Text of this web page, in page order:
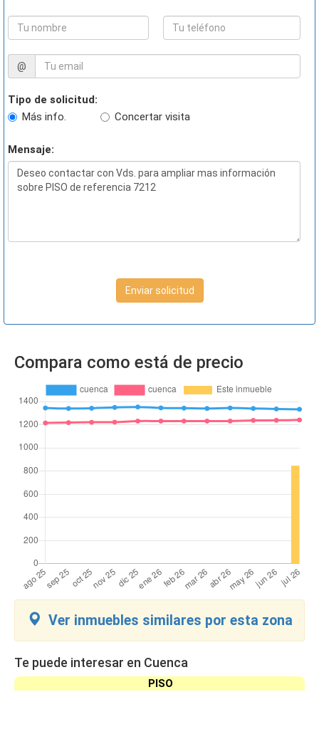
@
Tipo de solicitud:
Más info.
Concertar visita
Mensaje:
Enviar solicitud
Compara como está de precio
Ver inmuebles similares por esta zona
Te puede interesar en Cuenca
PISO